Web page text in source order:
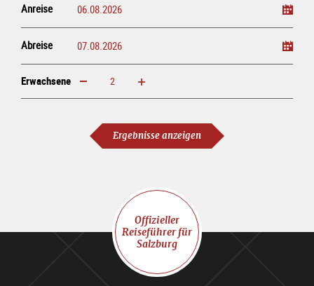
Anreise
Abreise
Erwachsene erhöhen verringern
Ergebnisse anzeigen
Offizieller
Reiseführer für
Salzburg